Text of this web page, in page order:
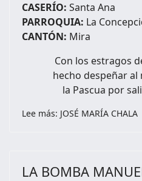
CASERÍO: Santa Ana
PARROQUIA: La
CANTÓN: Mira
Con los estragos
hecho despeñar
la Pascua por
Lee más: JOSÉ MARÍA CHALA
LA BOMBA